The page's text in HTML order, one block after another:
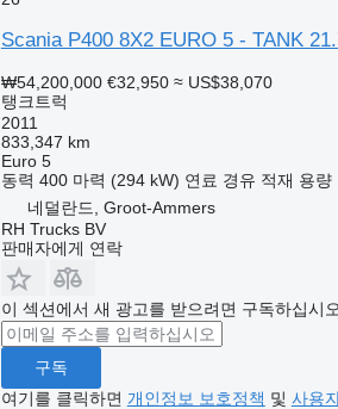
Scania P400 8X2 EURO 5 - TANK
₩54,200,000 €32,950 ≈ US$38,070
탱크트럭
2011
833,347 km
Euro 5
동력 400 마력 (294 kW) 연료 경유 적재 용량
네덜란드, Groot-Ammers
RH Trucks BV
판매자에게 연락
이 섹션에서 새 광고를 받으려면 구독하십시오
구독
여기를 클릭하면 개인정보 보호정책 및 사용